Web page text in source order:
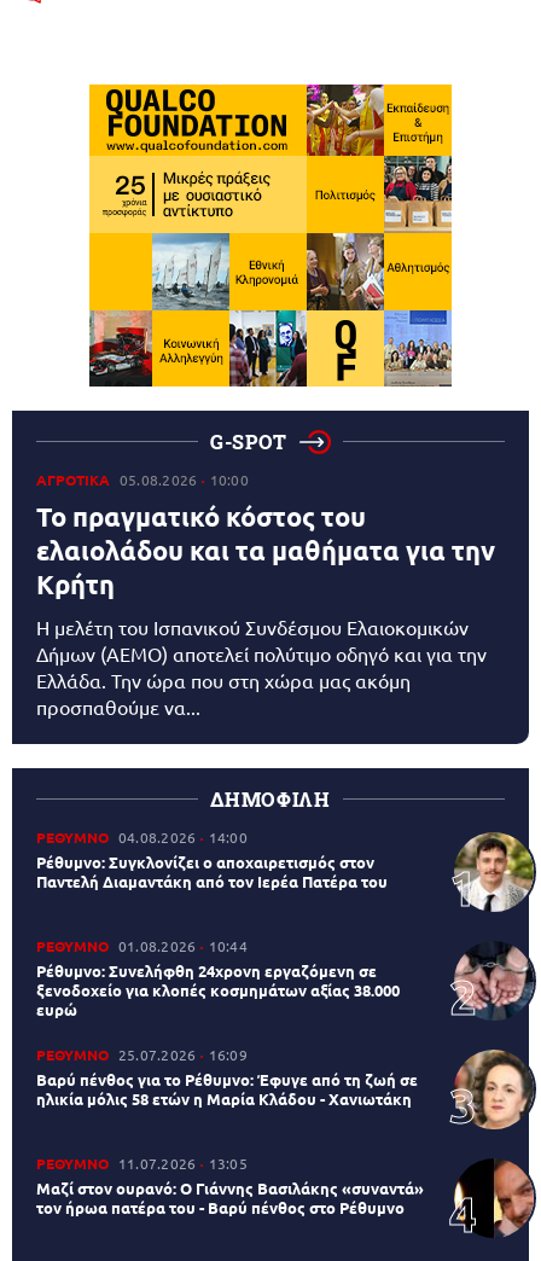
G-SPOT
ΑΓΡΟΤΙΚΑ 05.08.2026 10:00
Το πραγματικό κόστος του
ελαιολάδου και τα μαθήματα για την
Κρήτη
Η μελέτη του Ισπανικού Συνδέσμου Ελαιοκομικών
Δήμων (AEMO) αποτελεί πολύτιμο οδηγό και για την
Ελλάδα. Την ώρα που στη χώρα μας ακόμη
προσπαθούμε να...
ΔΗΜΟΦΙΛΗ
ΡΕΘΥΜΝΟ 04.08.2026 14:00
Ρέθυμνο: Συγκλονίζει ο αποχαιρετισμός στον
Παντελή Διαμαντάκη από τον Ιερέα Πατέρα του
ΡΕΘΥΜΝΟ 01.08.2026 10:44
Ρέθυμνο: Συνελήφθη 24χρονη εργαζόμενη σε
ξενοδοχείο για κλοπές κοσμημάτων αξίας 38.000
ευρώ
ΡΕΘΥΜΝΟ 25.07.2026 16:09
Βαρύ πένθος για το Ρέθυμνο: Έφυγε από τη ζωή σε
ηλικία μόλις 58 ετών η Μαρία Κλάδου - Χανιωτάκη
ΡΕΘΥΜΝΟ 11.07.2026 13:05
Μαζί στον ουρανό: Ο Γιάννης Βασιλάκης «συναντά»
τον ήρωα πατέρα του - Βαρύ πένθος στο Ρέθυμνο